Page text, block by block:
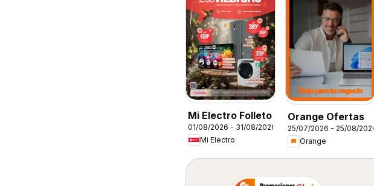
Mi Electro Folleto
01/08/2026 - 31/08/2026
Mi Electro
Orange Ofertas
25/07/2026 - 25/08/2026
Orange